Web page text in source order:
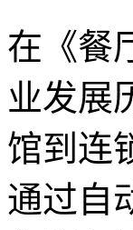
在《餐
业发展
馆到连
通过自